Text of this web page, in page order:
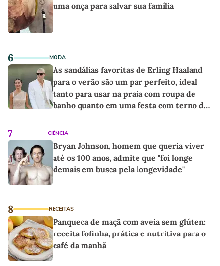
uma onça para salvar sua família
6 MODA
As sandálias favoritas de Erling Haaland
para o verão são um par perfeito, ideal
tanto para usar na praia com roupa de
banho quanto em uma festa com terno de
7 CIÊNCIA
Bryan Johnson, homem que queria viver
até os 100 anos, admite que "foi longe
demais em busca pela longevidade"
8 RECEITAS
Panqueca de maçã com aveia sem glúten:
receita fofinha, prática e nutritiva para o
café da manhã